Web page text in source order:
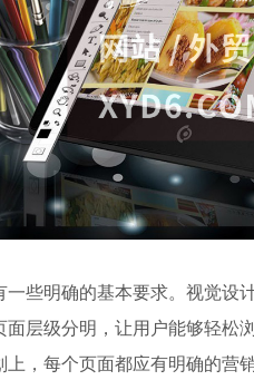
些明确的基本要求。视觉设
层级分明，让用户能够轻
，每个页面都应有明确的